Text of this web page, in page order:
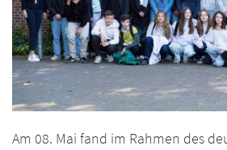
Am 08. Mai fand im Rahmen des